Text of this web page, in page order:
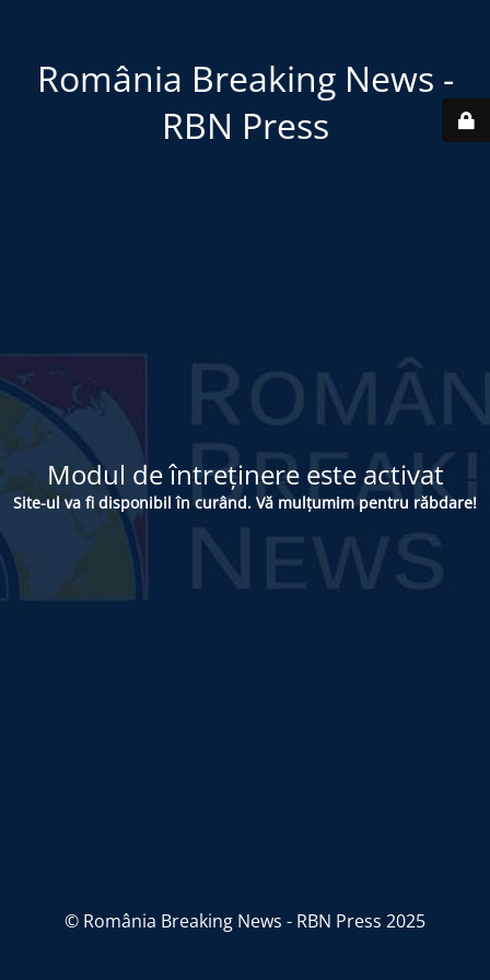
România Breaking News -
RBN Press
Modul de întreținere este activat
Site-ul va fi disponibil în curând. Vă mulțumim pentru răbdare!
© România Breaking News - RBN Press 2025